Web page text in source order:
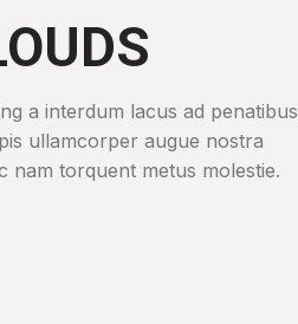
a interdum lacus ad penatibus
ullamcorper augue nostra
nam torquent metus molestie.